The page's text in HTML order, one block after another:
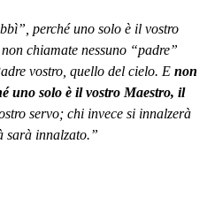
perché uno solo è il vostro
chiamate nessuno “padre”
vostro, quello del cielo. E non
uno solo è il vostro Maestro, il
servo; chi invece si innalzerà
sarà innalzato.”